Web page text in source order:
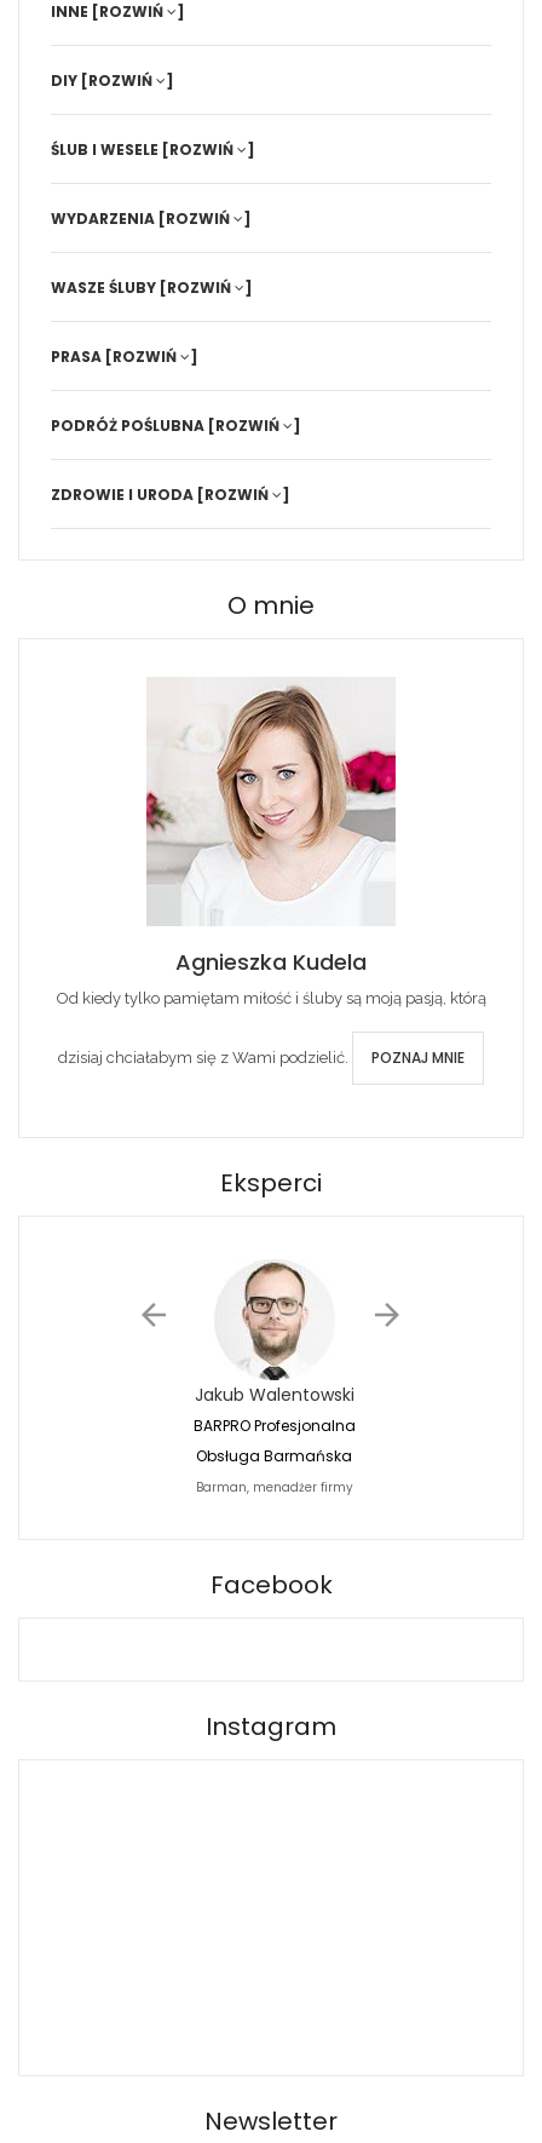
INNE [ROZWIŃ ]
DIY [ROZWIŃ ]
ŚLUB I WESELE [ROZWIŃ ]
WYDARZENIA [ROZWIŃ ]
WASZE ŚLUBY [ROZWIŃ ]
PRASA [ROZWIŃ ]
PODRÓŻ POŚLUBNA [ROZWIŃ ]
ZDROWIE I URODA [ROZWIŃ ]
O mnie
Agnieszka Kudela
Od kiedy tylko pamiętam miłość i śluby są moją pasją, którą
dzisiaj chciałabym się z Wami podzielić. POZNAJ MNIE
Eksperci
Jakub Walentowski
BARPRO Profesjonalna
Obsługa Barmańska
Barman, menadżer firmy
Facebook
Instagram
Newsletter